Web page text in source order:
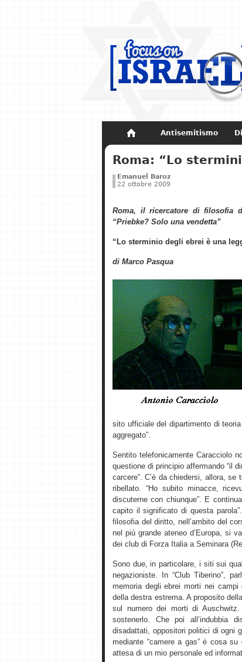
Antisemitismo
Non dimenticare Storia di
Roma: “Lo
Emanuel Baroz
22 ottobre 2009
Roma, il ricercatore di filosofia
“Priebke? Solo una vendetta”
“Lo sterminio degli ebrei è una
di Marco Pasqua
sito ufficiale del dipartimento di
aggregato”.
Sentito telefonicamente Caracciolo
questione di principio affermando “il
carcere”. C’è da chiedersi, allora,
ribellato. “Ho subito minacce,
discuterne con chiunque”. E
capito il significato di questa
filosofia del diritto, nell’ambito del
nel più grande ateneo d’Europa, si
dei club di Forza Italia a Seminara
Sono due, in particolare, i siti sui
negazioniste. In “Club Tiberino”,
memoria degli ebrei morti nei
della destra estrema. A proposito
sul numero dei morti di
sostenerlo. Che poi all’indubbia
disadattati, oppositori politici di ogni
mediante “camere a gas” è cosa
attesa di un mio personale ed